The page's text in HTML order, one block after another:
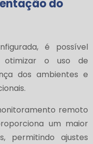
do
é possível
otimizar o uso de
dos ambientes e
remoto
um maior
permitindo ajustes